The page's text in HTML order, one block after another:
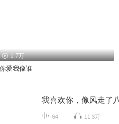
1.7万
你爱我像谁
我喜欢你，像风走了
64 11.3万